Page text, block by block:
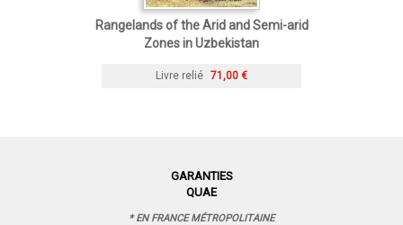
Rangelands of the Arid and Semi-arid
Zones in Uzbekistan
Livre relié 71,00 €
GARANTIES
QUAE
* EN FRANCE MÉTROPOLITAINE